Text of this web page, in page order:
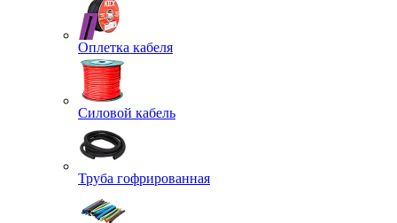
Оплетка кабеля
Силовой кабель
Труба гофрированная